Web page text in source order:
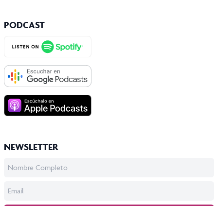
PODCAST
NEWSLETTER